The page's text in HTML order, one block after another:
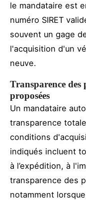
le mandataire est
numéro SIRET
souvent un gage
l'acquisition d'un
neuve.
Transparence
proposées
Un mandataire
transparence
conditions
indiqués incluent
à l’expédition, à
transparence des
notamment